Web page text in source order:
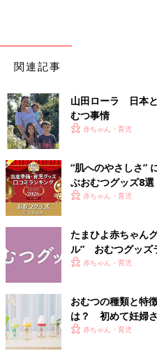
関連記事
山田ローラ 日本
むつ事情
赤ちゃん・育児
“肌へのやさしさ”
ぶおむつグッズ8
2026】
赤ちゃん・育児
たまひよ赤ちゃん
ル” おむつグッズ
赤ちゃん・育児
おむつの種類と特
は？ 初めて妊婦
赤ちゃん・育児